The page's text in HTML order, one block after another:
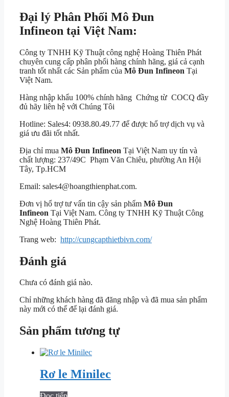
Đại lý Phân Phối Mô Đun
Infineon tại Việt Nam:
Công ty TNHH Kỹ Thuật công nghệ Hoàng Thiên Phát
chuyên cung cấp phân phối hàng chính hãng, giá cả cạnh
tranh tốt nhất các Sản phẩm của Mô Đun Infineon Tại
Việt Nam.
Hàng nhập khẩu 100% chính hãng Chứng từ COCQ đầy
đủ hãy liên hệ với Chúng Tôi
Hotline: Sales4: 0938.80.49.77 để được hổ trợ dịch vụ và
giá ưu đãi tốt nhất.
Địa chỉ mua Mô Đun Infineon Tại Việt Nam uy tín và
chất lượng: 237/49C Phạm Văn Chiêu, phường An Hội
Tây, Tp.HCM
Email: sales4@hoangthienphat.com.
Đơn vị hổ trợ tư vấn tin cậy sản phẩm Mô Đun
Infineon Tại Việt Nam. Công ty TNHH Kỹ Thuật Công
Nghệ Hoàng Thiên Phát.
Trang web: http://cungcapthietbivn.com/
Đánh giá
Chưa có đánh giá nào.
Chỉ những khách hàng đã đăng nhập và đã mua sản phẩm
này mới có thể để lại đánh giá.
Sản phẩm tương tự
Rơ le Minilec